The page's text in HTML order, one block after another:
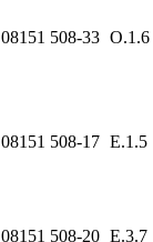
08151 508-33 O.1.6
08151 508-17 E.1.5
08151 508-20 E.3.7